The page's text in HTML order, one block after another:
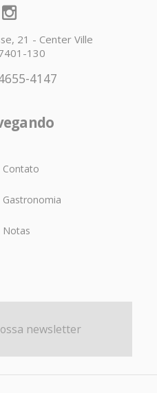
21 - Center Ville
130
4147
Contato
Gastronomia
Notas
newsletter